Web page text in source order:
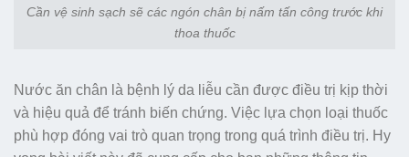
Cần vệ sinh sạch sẽ các ngón chân bị nấm tấn công trước khi
thoa thuốc
Nước ăn chân là bệnh lý da liễu cần được điều trị kịp thời
và hiệu quả để tránh biến chứng. Việc lựa chọn loại thuốc
phù hợp đóng vai trò quan trọng trong quá trình điều trị. Hy